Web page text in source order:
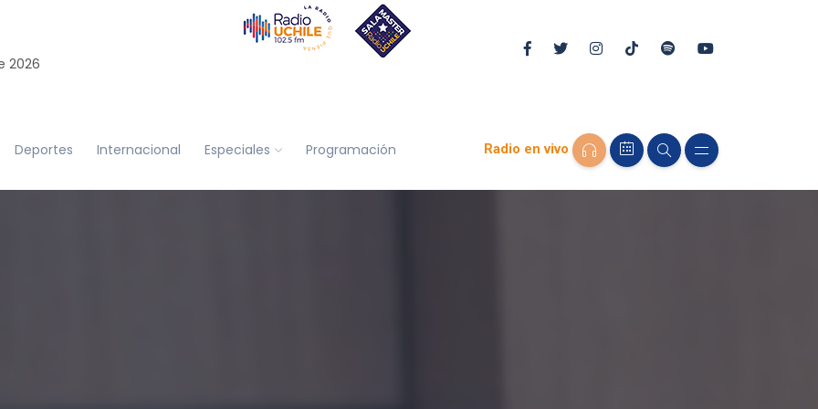
2026
Deportes Internacional Especiales Programación Radio en vivo